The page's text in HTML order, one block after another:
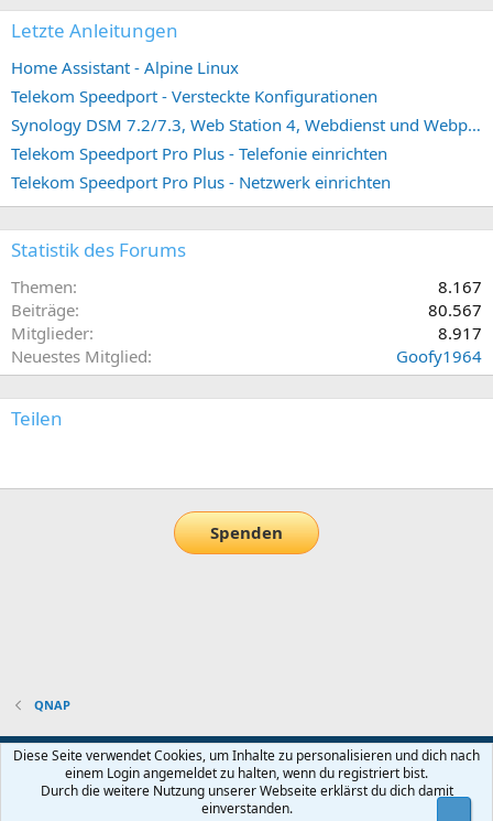
Letzte Anleitungen
Home Assistant - Alpine Linux
Telekom Speedport - Versteckte Konfigurationen
Synology DSM 7.2/7.3, Web Station 4, Webdienst und Webportal erstellen (ehemals vHost)
Telekom Speedport Pro Plus - Telefonie einrichten
Telekom Speedport Pro Plus - Netzwerk einrichten
Statistik des Forums
Themen
8.167
Beiträge
80.567
Mitglieder
8.917
Neuestes Mitglied
Goofy1964
Teilen
Spenden
QNAP
Default-Theme
Nutzungsbedingungen
Datenschutz Hilfe und Impressum Start
Diese Seite verwendet Cookies, um Inhalte zu personalisieren und dich nach
einem Login angemeldet zu halten, wenn du registriert bist.
Durch die weitere Nutzung unserer Webseite erklärst du dich damit
einverstanden.